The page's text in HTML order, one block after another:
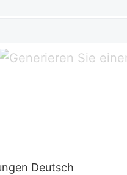
Deutsch